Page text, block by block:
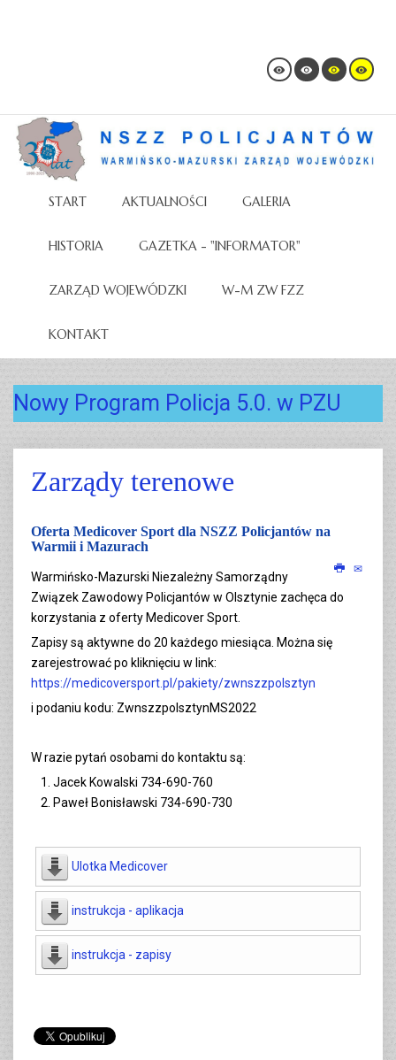
START AKTUALNOŚCI GALERIA
HISTORIA GAZETKA - "INFORMATOR"
ZARZĄD WOJEWÓDZKI W-M ZW FZZ
KONTAKT
Nowy Program Policja 5.0. w PZU
Zarządy terenowe
Oferta Medicover Sport dla NSZZ Policjantów na
Warmii i Mazurach
Warmińsko-Mazurski Niezależny Samorządny
Związek Zawodowy Policjantów w Olsztynie zachęca do
korzystania z oferty Medicover Sport.
Zapisy są aktywne do 20 każdego miesiąca. Można się
zarejestrować po kliknięciu w link:
https://medicoversport.pl/pakiety/zwnszzpolsztyn
i podaniu kodu: ZwnszzpolsztynMS2022
W razie pytań osobami do kontaktu są:
Jacek Kowalski 734-690-760
Paweł Bonisławski 734-690-730
Ulotka Medicover
instrukcja - aplikacja
instrukcja - zapisy